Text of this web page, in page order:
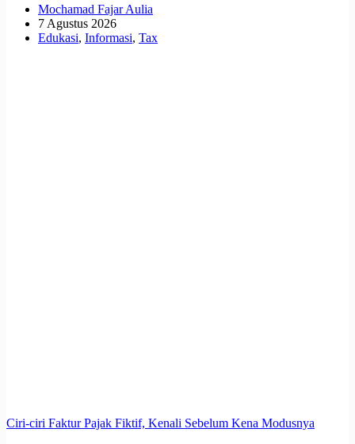
Mochamad Fajar Aulia
7 Agustus 2026
Edukasi, Informasi, Tax
Ciri-ciri Faktur Pajak Fiktif, Kenali Sebelum Kena Modusnya